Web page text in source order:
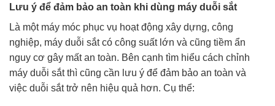
Lưu ý để đảm bảo an toàn khi dùng máy duỗi sắt
Là một máy móc phục vụ hoạt động xây dựng, công
nghiệp, máy duỗi sắt có công suất lớn và cũng tiềm ẩn
nguy cơ gây mất an toàn. Bên cạnh tìm hiểu cách chỉnh
máy duỗi sắt thì cũng cần lưu ý để đảm bảo an toàn và
việc duỗi sắt trở nên hiệu quả hơn. Cụ thể: